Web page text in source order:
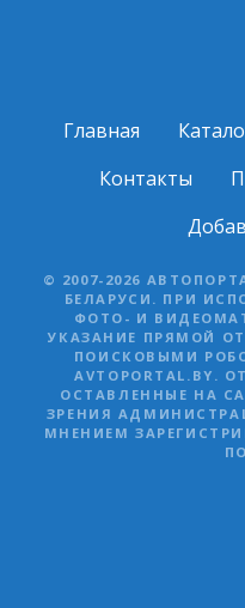
Главная
Контакты
© 2007-2026
БЕЛАРУСИ. ПРИ
ФОТО- И
УКАЗАНИЕ ПРЯМОЙ
ПОИСКОВЫМИ
ОСТАВЛЕННЫЕ НА
ЗРЕНИЯ
МНЕНИЕМ